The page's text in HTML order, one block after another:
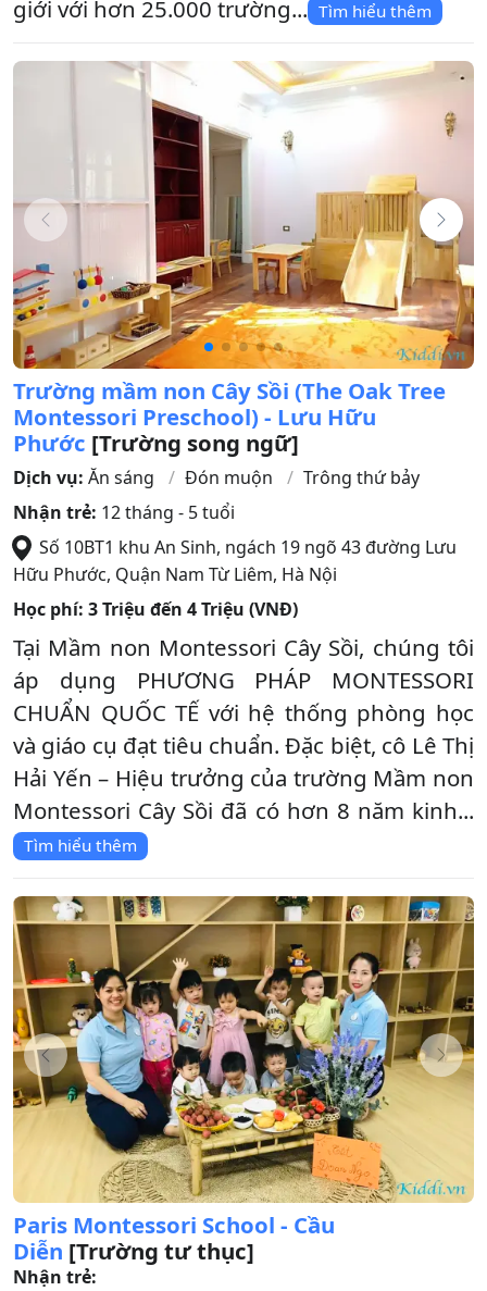
giới với hơn 25.000 trường... Tìm hiểu thêm
Trường mầm non Cây Sồi (The Oak Tree
Montessori Preschool) - Lưu Hữu
Phước [Trường song ngữ]
Dịch vụ: Ăn sáng Đón muộn
Trông thứ bảy
Nhận trẻ: 12 tháng - 5 tuổi
Số 10BT1 khu An Sinh, ngách 19 ngõ 43 đường Lưu
Hữu Phước, Quận Nam Từ Liêm, Hà Nội
Học phí: 3 Triệu đến 4 Triệu (VNĐ)
Tại Mầm non Montessori Cây Sồi, chúng tôi
áp dụng PHƯƠNG PHÁP MONTESSORI
CHUẨN QUỐC TẾ với hệ thống phòng học
và giáo cụ đạt tiêu chuẩn. Đặc biệt, cô Lê Thị
Hải Yến – Hiệu trưởng của trường Mầm non
Montessori Cây Sồi đã có hơn 8 năm kinh...
Tìm hiểu thêm
Paris Montessori School - Cầu
Diễn [Trường tư thục]
Nhận trẻ: